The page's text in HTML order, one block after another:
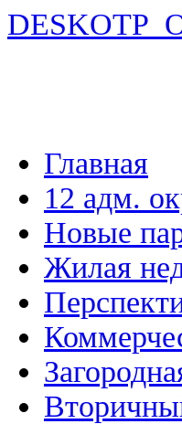
Главная
12 адм.
Новые
Жилая